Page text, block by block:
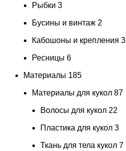
Рыбки 3
Бусины и винтаж 2
Кабошоны и крепления 3
Ресницы 6
Материалы 185
Материалы для кукол 87
Волосы для кукол 22
Пластика для кукол 3
Ткань для тела кукол 7